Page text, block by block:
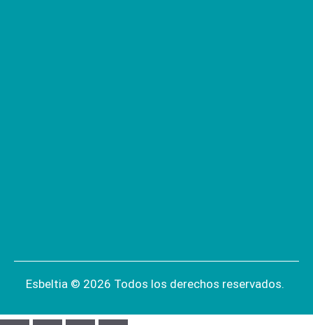
Esbeltia © 2026 Todos los derechos reservados.